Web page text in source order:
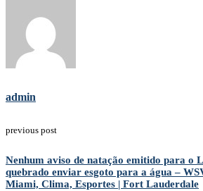
admin
previous post
Nenhum aviso de natação emitido para o
quebrado enviar esgoto para a água –
Miami, Clima, Esportes | Fort Lauderdale